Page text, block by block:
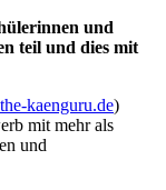
und
teil und dies mit
kaenguru.de)
mit mehr als
und